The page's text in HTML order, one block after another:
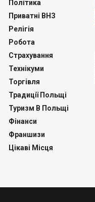
Політика
Приватні ВНЗ
Релігія
Робота
Страхування
Технікуми
Торгівля
Традиції Польщі
Туризм В Польщі
Фінанси
Франшизи
Цікаві Місця